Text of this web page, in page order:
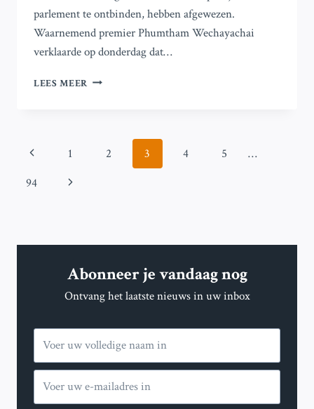
parlement te ontbinden, hebben afgewezen.
Waarnemend premier Phumtham Wechayachai
verklaarde op donderdag dat…
LEES MEER THAILAND
STEMMEN
VAN
VACUÜM
Paginanavigatie
Vorige
pagina
1 2 3 4 5
…
94
Volgende
Abonneer je vandaag nog
Ontvang het laatste nieuws in uw inbox